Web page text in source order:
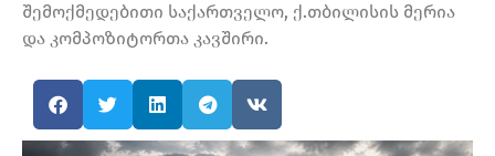
შემოქმედებითი საქართველო, ქ.თბილისის მერია
და კომპოზიტორთა კავშირი.